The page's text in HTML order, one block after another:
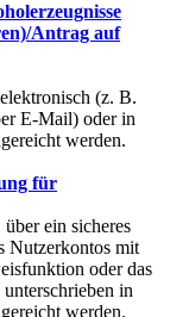
Antrag auf
(z. B.
E-Mail) oder in
werden.
für
ein sicheres
Nutzerkontos mit
oder das
in
werden.